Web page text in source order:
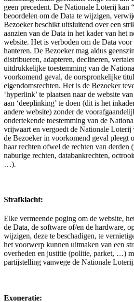
geen precedent. De Nationale Loterij kan
beoordelen om de Data te wijzigen,
Bezoeker beschikt uitsluitend over een
aanzien van de Data in het kader van het
website. Het is verboden om de Data voor
hanteren. De Bezoeker mag aldus
distribueren, adapteren, declineren,
uitdrukkelijke toestemming van de
voorkomend geval, de oorspronkelijke
eigendomsrechten. Het is de Bezoeker
‘hyperlink’ te plaatsen naar de website
aan ‘deeplinking’ te doen (dit is het
andere website) zonder de
ondertekende toestemming van de
vrijwaart en vergoedt de Nationale Loterij
de Bezoeker in voorkomend geval pleegt
haar rechten ofwel de rechten van derden
naburige rechten, databankrechten,
…).
Strafklacht:
Elke vermeende poging om de website,
de Data, de software of/en de hardware,
wijzigen, deze te beschadigen, te
het voorwerp kunnen uitmaken van een
overheden en justitie (politie, parket, …)
partijstelling vanwege de Nationale Loterij.
Exoneratie: